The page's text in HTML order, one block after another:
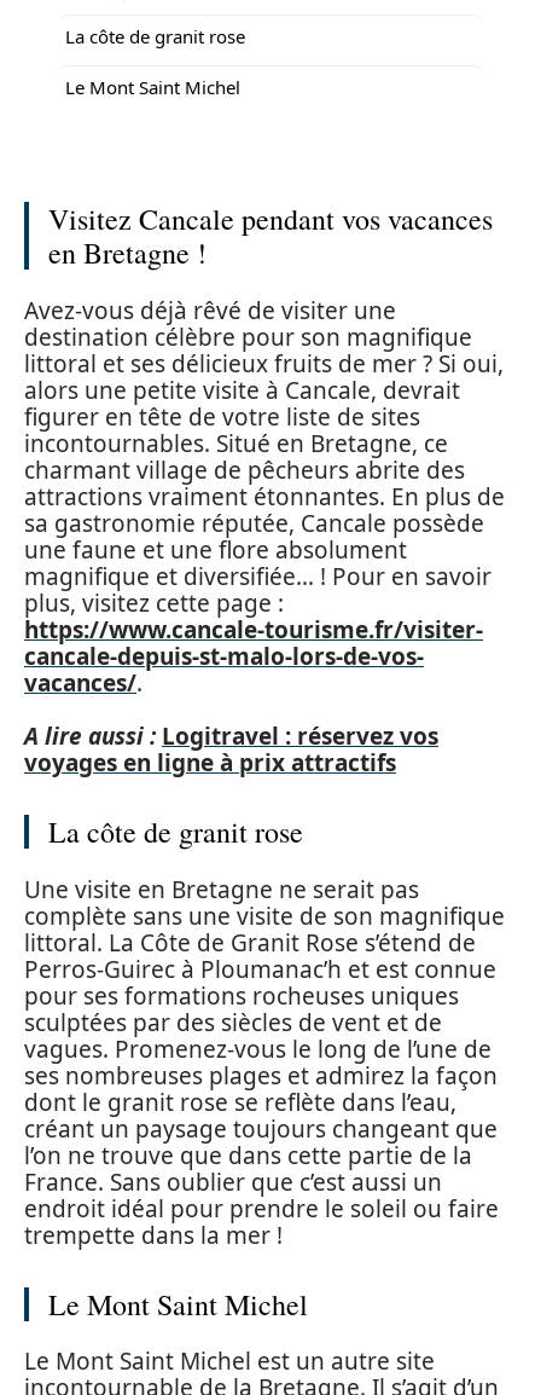
La côte de granit rose
Le Mont Saint Michel
Visitez Cancale pendant vos vacances
en Bretagne !
Avez-vous déjà rêvé de visiter une
destination célèbre pour son magnifique
littoral et ses délicieux fruits de mer ? Si oui,
alors une petite visite à Cancale, devrait
figurer en tête de votre liste de sites
incontournables. Situé en Bretagne, ce
charmant village de pêcheurs abrite des
attractions vraiment étonnantes. En plus de
sa gastronomie réputée, Cancale possède
une faune et une flore absolument
magnifique et diversifiée… ! Pour en savoir
plus, visitez cette page :
https://www.cancale-tourisme.fr/visiter-
cancale-depuis-st-malo-lors-de-vos-
vacances/.
A lire aussi : Logitravel : réservez vos
voyages en ligne à prix attractifs
La côte de granit rose
Une visite en Bretagne ne serait pas
complète sans une visite de son magnifique
littoral. La Côte de Granit Rose s’étend de
Perros-Guirec à Ploumanac’h et est connue
pour ses formations rocheuses uniques
sculptées par des siècles de vent et de
vagues. Promenez-vous le long de l’une de
ses nombreuses plages et admirez la façon
dont le granit rose se reflète dans l’eau,
créant un paysage toujours changeant que
l’on ne trouve que dans cette partie de la
France. Sans oublier que c’est aussi un
endroit idéal pour prendre le soleil ou faire
trempette dans la mer !
Le Mont Saint Michel
Le Mont Saint Michel est un autre site
incontournable de la Bretagne. Il s’agit d’un